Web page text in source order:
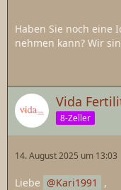
Haben Sie noch eine
nehmen kann? Wir
Vida
8-Zeller
14. August 2025 um 13:03
Liebe Kari1991
,